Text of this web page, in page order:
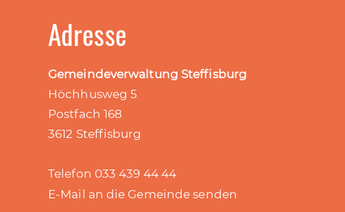
Adresse
Gemeindeverwaltung Steffisburg
Höchhusweg 5
Postfach 168
3612 Steffisburg
Telefon 033 439 44 44
E-Mail an die Gemeinde senden